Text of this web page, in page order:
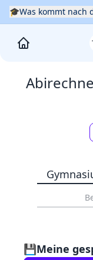
🎓Was kommt nach
💾Meine